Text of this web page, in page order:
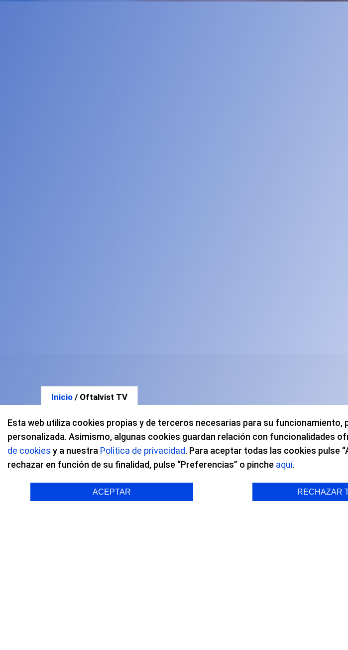
Inicio / Oftalvist TV
Entrevista a los doctores Artiaga y
pasa doctor?, Antena 3
Esta web utiliza cookies propias y de terceros necesarias para su funcionamiento,
personalizada. Asimismo, algunas cookies guardan relación con funcionalidades
de cookies y a nuestra Política de privacidad. Para aceptar todas las cookies pulse
rechazar en función de su finalidad, pulse “Preferencias” o pinche aquí.
ACEPTAR RECHAZAR